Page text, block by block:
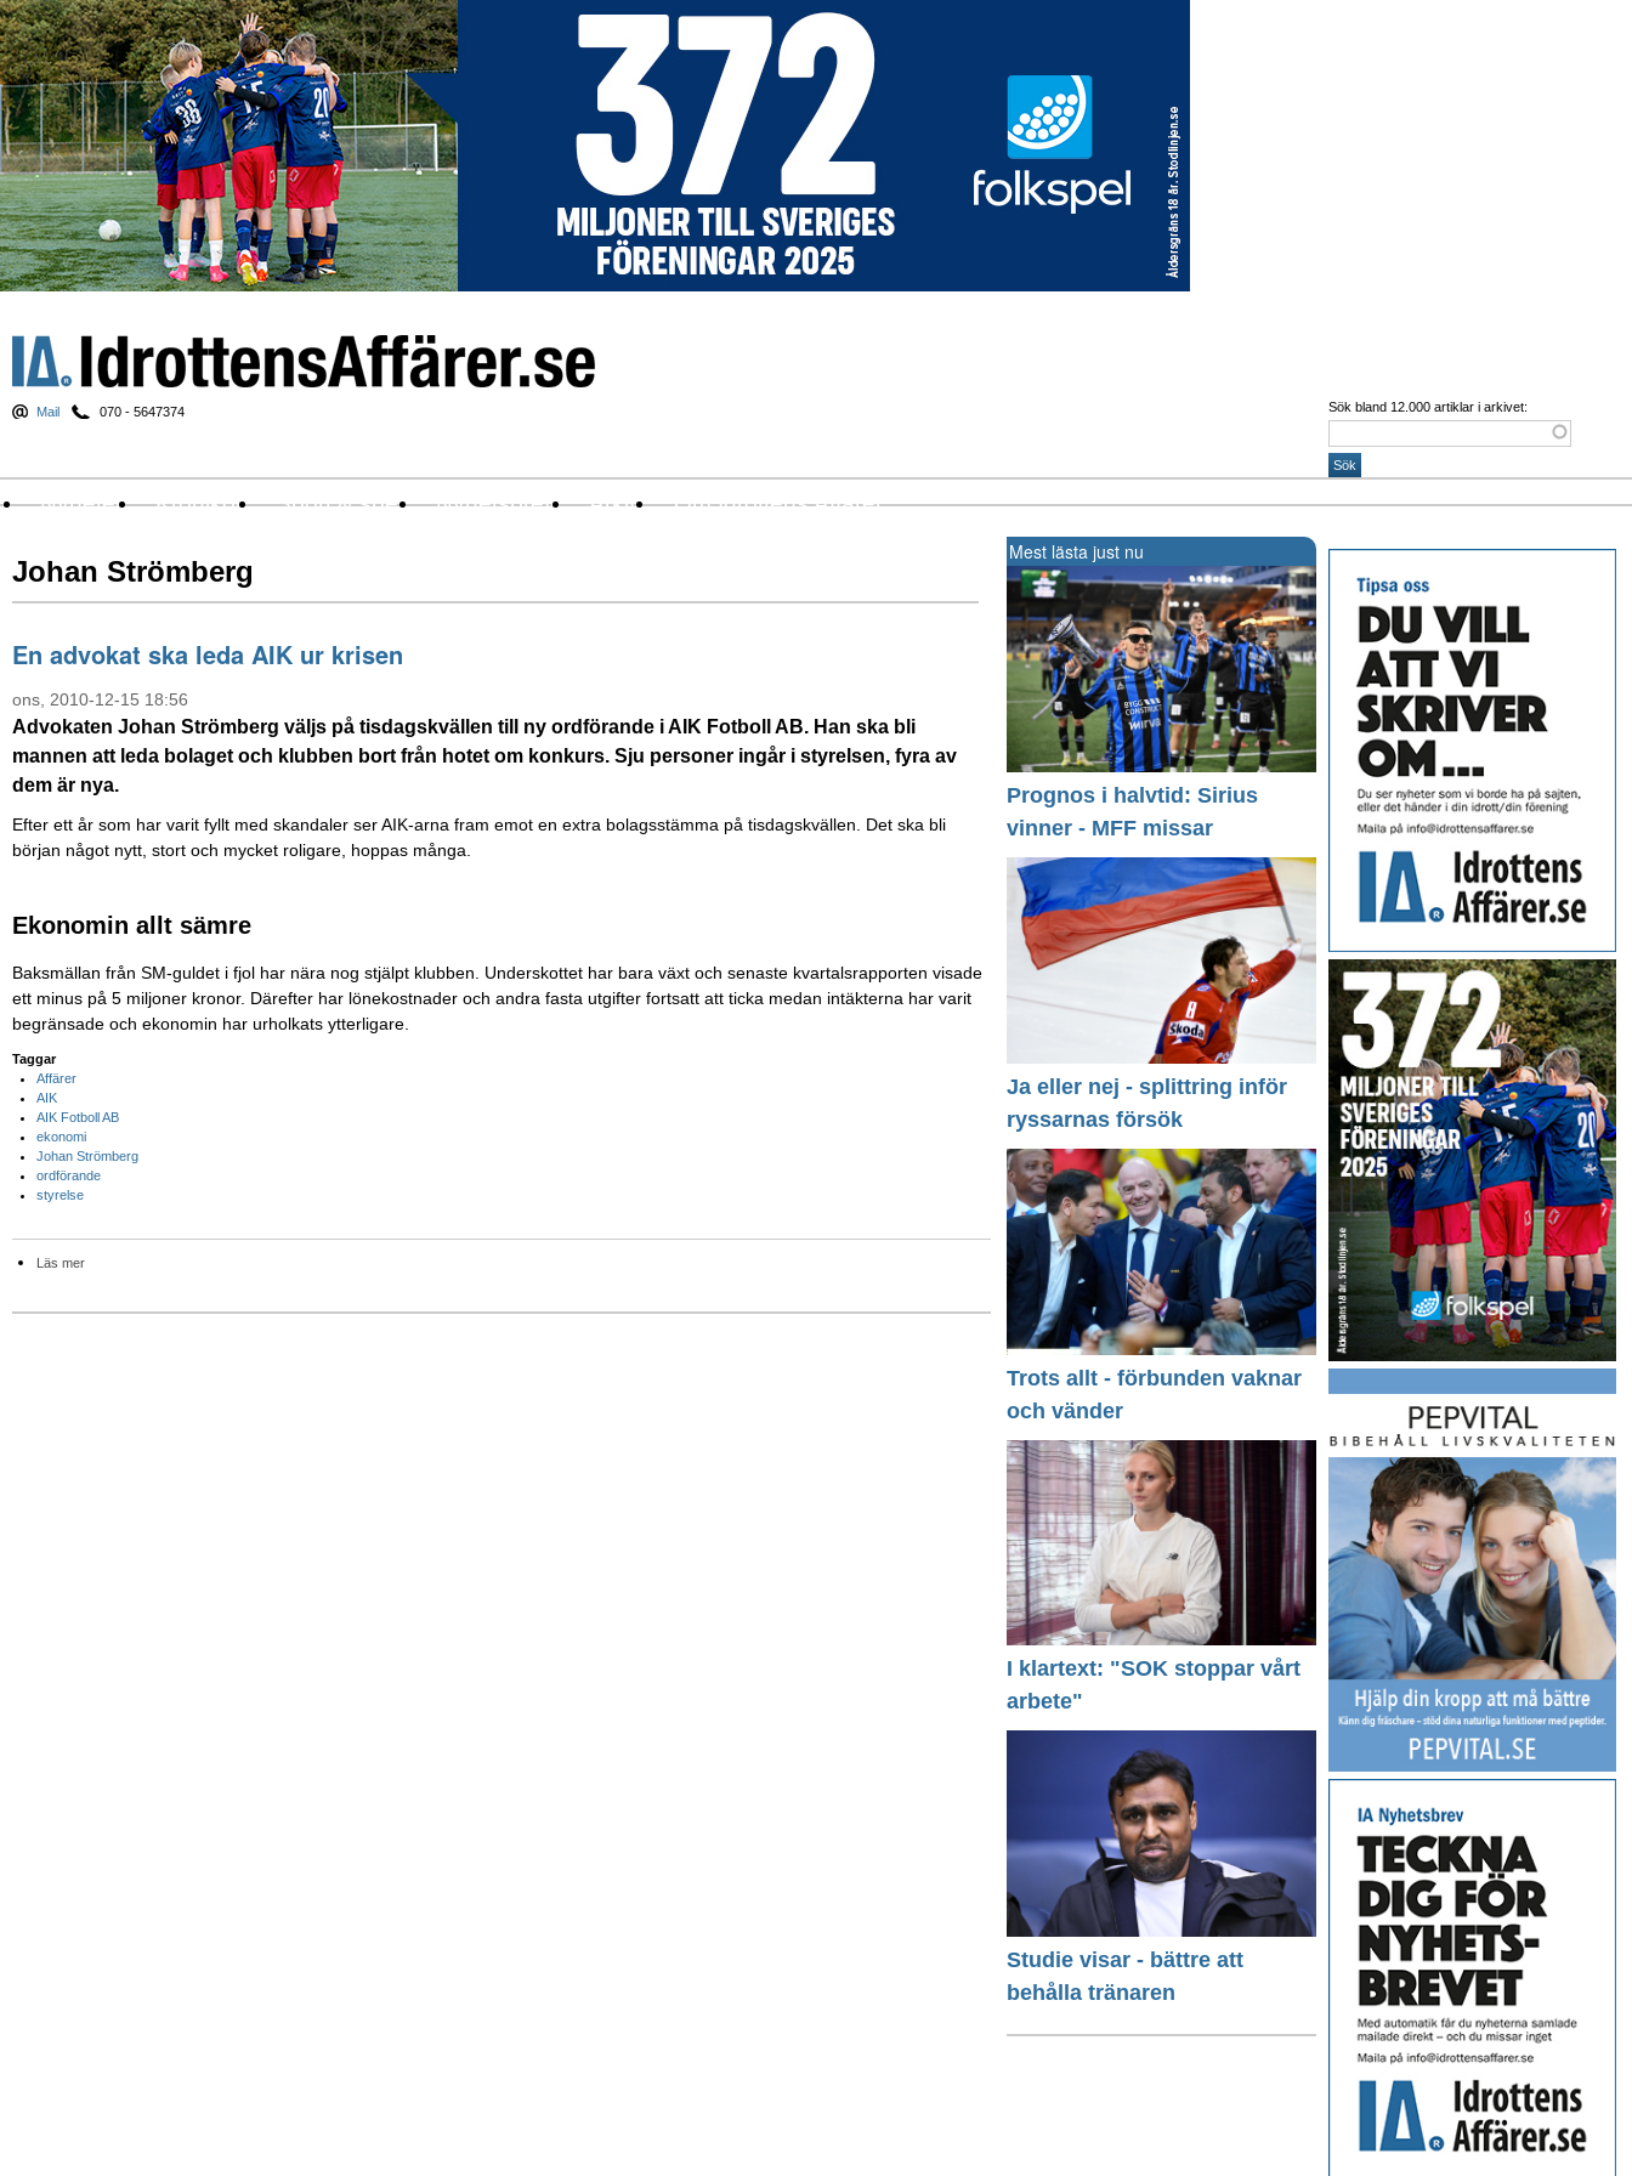
Mail 070 - 5647374 Sök bland 12.000 artiklar i arkivet:
Nyheter Krönikor Sport & spel Nyhetsbrev Arkiv Om Idrottens Affärer
Johan Strömberg
En advokat ska leda AIK ur krisen
ons, 2010-12-15 18:56
Advokaten Johan Strömberg väljs på tisdagskvällen till ny ordförande i AIK Fotboll AB. Han ska bli
mannen att leda bolaget och klubben bort från hotet om konkurs. Sju personer ingår i styrelsen, fyra av
dem är nya.
Efter ett år som har varit fyllt med skandaler ser AIK-arna fram emot en extra bolagsstämma på tisdagskvällen. Det ska bli
början något nytt, stort och mycket roligare, hoppas många.
Ekonomin allt sämre
Baksmällan från SM-guldet i fjol har nära nog stjälpt klubben. Underskottet har bara växt och senaste kvartalsrapporten visade
ett minus på 5 miljoner kronor. Därefter har lönekostnader och andra fasta utgifter fortsatt att ticka medan intäkterna har varit
begränsade och ekonomin har urholkats ytterligare.
Taggar
Affärer
AIK
AIK Fotboll AB
ekonomi
Johan Strömberg
ordförande
styrelse
Läs mer
Mest lästa just nu
Prognos i halvtid: Sirius
vinner - MFF missar
Ja eller nej - splittring inför
ryssarnas försök
Trots allt - förbunden vaknar
och vänder
I klartext: "SOK stoppar vårt
arbete"
Studie visar - bättre att
behålla tränaren